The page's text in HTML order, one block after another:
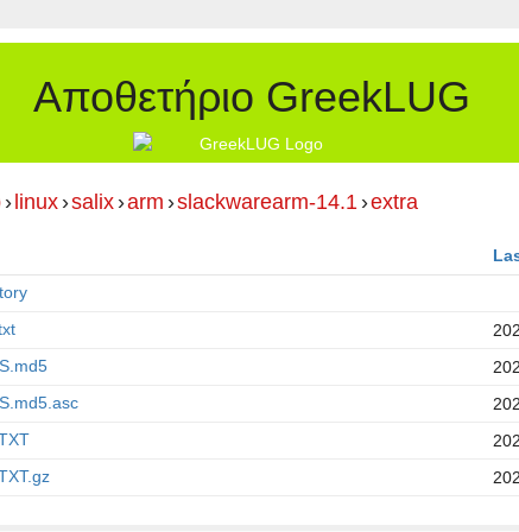
Αποθετήριο GreekLUG
› linux ›salix ›arm ›slackwarearm-14.1 ›extra